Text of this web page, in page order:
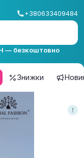
+380633409484
— безкоштовно
Знижки